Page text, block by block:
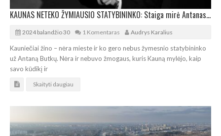
KAUNAS NETEKO ŽYMIAUSIO STATYBININKO: Staiga mirė Antanas Butkus
2024 balandžio 30 1 Komentaras Audrys Karalius
Kauniečiai žino – nėra mieste ir ko gero nebus žymesnio statybininko
už Antaną Butkų. Nėra ir nebuvo žmogaus, kuris Kauną mylėjo, kaip
savo kūdikį ir
Skaityti daugiau